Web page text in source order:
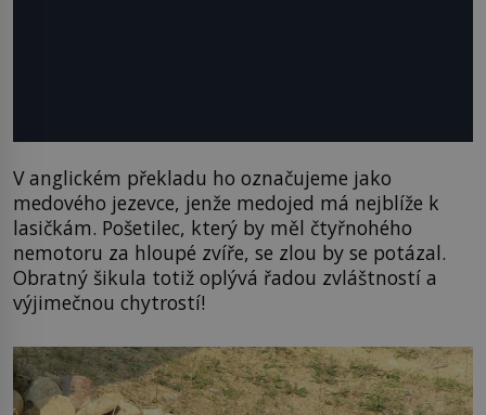
V anglickém překladu ho označujeme jako
medového jezevce, jenže medojed má nejblíže k
lasičkám. Pošetilec, který by měl čtyřnohého
nemotoru za hloupé zvíře, se zlou by se potázal.
Obratný šikula totiž oplývá řadou zvláštností a
výjimečnou chytrostí!